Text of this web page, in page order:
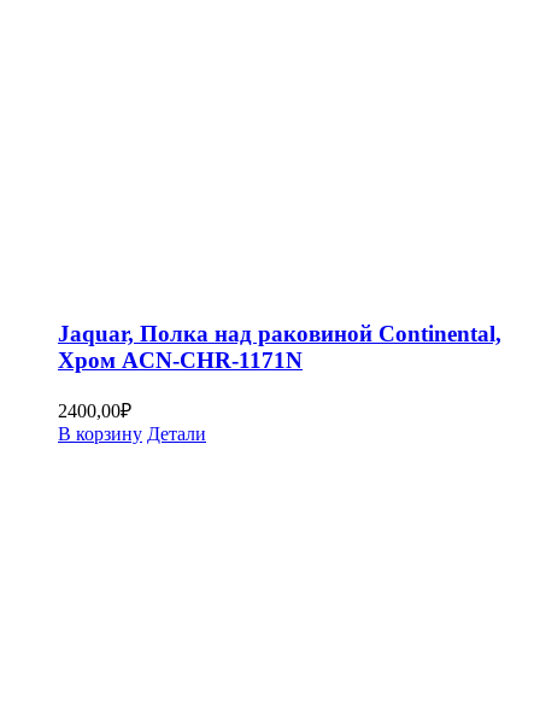
Jaquar, Полка над раковиной Continental,
Хром ACN-CHR-1171N
2400,00₽
В корзину Детали